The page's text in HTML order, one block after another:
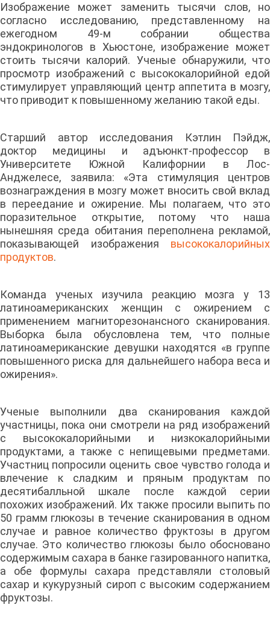
Изображение может заменить тысячи слов, но
согласно исследованию, представленному на
ежегодном 49-м собрании общества
эндокринологов в Хьюстоне, изображение может
стоить тысячи калорий. Ученые обнаружили, что
просмотр изображений с высококалорийной едой
стимулирует управляющий центр аппетита в мозгу,
что приводит к повышенному желанию такой еды.
Старший автор исследования Кэтлин Пэйдж,
доктор медицины и адъюнкт-профессор в
Университете Южной Калифорнии в Лос-
Анджелесе, заявила: «Эта стимуляция центров
вознаграждения в мозгу может вносить свой вклад
в переедание и ожирение. Мы полагаем, что это
поразительное открытие, потому что наша
нынешняя среда обитания переполнена рекламой,
показывающей изображения высококалорийных
продуктов.
Команда ученых изучила реакцию мозга у 13
латиноамериканских женщин с ожирением с
применением магниторезонансного сканирования.
Выборка была обусловлена тем, что полные
латиноамериканские девушки находятся «в группе
повышенного риска для дальнейшего набора веса и
ожирения».
Ученые выполнили два сканирования каждой
участницы, пока они смотрели на ряд изображений
с высококалорийными и низкокалорийными
продуктами, а также с непищевыми предметами.
Участниц попросили оценить свое чувство голода и
влечение к сладким и пряным продуктам по
десятибалльной шкале после каждой серии
похожих изображений. Их также просили выпить по
50 грамм глюкозы в течение сканирования в одном
случае и равное количество фруктозы в другом
случае. Это количество глюкозы было обосновано
содержимым сахара в банке газированного напитка,
а обе формулы сахара представляли столовый
сахар и кукурузный сироп с высоким содержанием
фруктозы.